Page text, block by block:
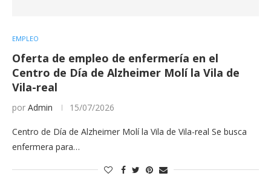
EMPLEO
Oferta de empleo de enfermería en el
Centro de Día de Alzheimer Molí la Vila de
Vila-real
por Admin 15/07/2026
Centro de Día de Alzheimer Molí la Vila de Vila-real Se busca
enfermera para…